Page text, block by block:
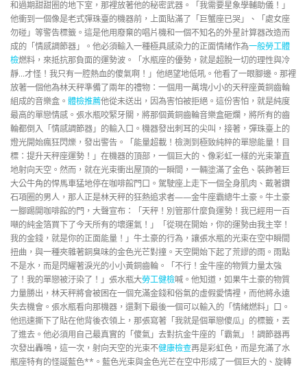
和過期甜甜圈的地下室，那裡放著他的秘密武器。「我需要星象學輔助儀！」
他衝到一個像是老式彈珠臺的機器前，上面貼滿了「巨蟹座已哭」、「處女座
勿碰」等警告標籤。這是他用廢棄的唱片機和一個不知名的外星計算器改造而
成的「情感調節器」。他必須輸入一種極具感染力的正面情緒作為一般勞工體
檢燃料，來抵抗那負面的運勢波。「水瓶座的優勢，就是超脫一切的理性與冷
靜…才怪！我只有一腔熱血的傻氣啊！」他絕望地低吼。他看了一眼腳邊。那裡
放著一個他為林天秤準備了兩年的禮物：一個用一萬塊小小的天秤座黃銅齒輪
組成的音樂盒。 體檢推薦他從未送出，因為害怕被拒絕。這份害怕，就是純度
最高的單戀情感。張水瓶咬緊牙關，將那個黃銅齒輪音樂盒砸爛，將所有的齒
輪都倒入「情感調節器」的輸入口。機器發出刺耳的尖叫，接著，彈珠臺上的
燈光開始瘋狂閃爍，發出警告。「能量超載！檢測到極致純粹的單戀能量！目
標：提升天秤座運勢！」在機器的頂部，一個巨大的、像彩虹一樣的光束筆直
地射向天空。然而，就在光束衝出屋頂的一瞬間，一輛塗滿了金色、裝飾著巨
大公牛角的悍馬車猛地停在咖啡館門口。駕駛座上走下一個全身肌肉、戴著鑽
石項圈的男人，那人正是林天秤的狂熱追求者——金牛座霸總牛土豪。牛土豪
一腳踢開咖啡館的門，大聲宣布：「天秤！別管那什麼負運勢！我已經用一百
噸的純金箔買下了今天所有的壞運氣！」「從現在開始，你的運勢由我主宰！
我的金錢，就是你的正面能量！」牛土豪的行為，讓張水瓶的光束在空中瞬間
扭曲，與一種夾雜著銅臭味的金色光芒對撞。天空開始下起了荒謬的雨。雨點
不是水，而是閃耀著淚光的小小黃銅齒輪。「不行！金牛座的物質力量太強
了！我的單戀被汙染了！」張水瓶大勞工健檢喊。他知道，如果牛土豪的物質
力量勝出，林天秤將會被困在一個充滿金錢和俗氣的虛假愛情裡，而他將永遠
失去機會。張水瓶看向那機器，還剩下最後一個可以輸入的「情緒燃料」口。
他迅速撕下了貼在他背後衣領上，那張寫著「我就是個單戀傻瓜」的標籤，丟
了進去。他必須用自己最真實的「傻氣」去對抗金牛座的「霸氣」！調節器再
次發出轟鳴，這一次，射向天空的光束不健康檢查再是彩虹色，而是充滿了水
瓶座特有的怪誕藍色**。藍色光束與金色光芒在空中形成了一個巨大的、旋轉